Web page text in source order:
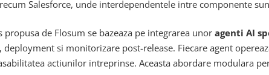
Salesforce, unde interdependentele intre componente
de Flosum se bazeaza pe integrarea unor agenti AI
si monitorizare post-release. Fiecare agent
actiunilor intreprinse. Aceasta abordare modulara